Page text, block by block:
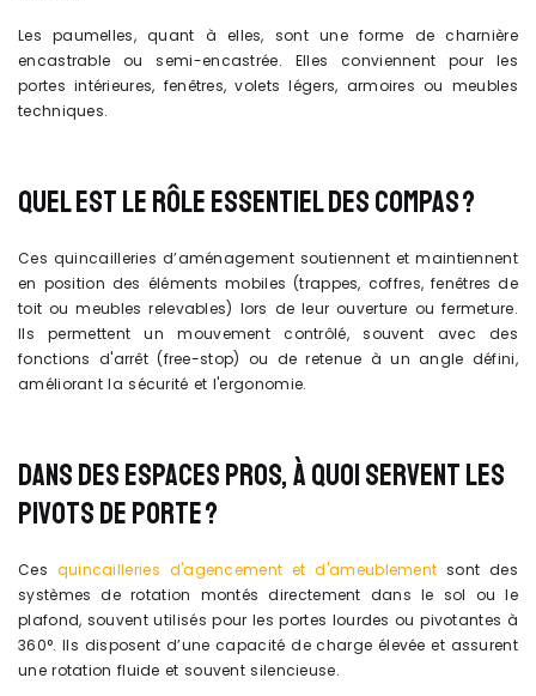
Les paumelles, quant à elles, sont une forme de charnière
encastrable ou semi-encastrée. Elles conviennent pour les
portes intérieures, fenêtres, volets légers, armoires ou meubles
techniques.
QUEL EST LE RÔLE ESSENTIEL DES COMPAS ?
Ces quincailleries d’aménagement soutiennent et maintiennent
en position des éléments mobiles (trappes, coffres, fenêtres de
toit ou meubles relevables) lors de leur ouverture ou fermeture.
Ils permettent un mouvement contrôlé, souvent avec des
fonctions d'arrêt (free-stop) ou de retenue à un angle défini,
améliorant la sécurité et l'ergonomie.
DANS DES ESPACES PROS, À QUOI SERVENT LES
PIVOTS DE PORTE ?
Ces quincailleries d'agencement et d'ameublement sont des
systèmes de rotation montés directement dans le sol ou le
plafond, souvent utilisés pour les portes lourdes ou pivotantes à
360°. Ils disposent d’une capacité de charge élevée et assurent
une rotation fluide et souvent silencieuse.